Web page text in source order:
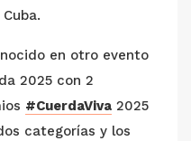
en otro evento
2025 con 2
#CuerdaViva 2025
categorías y los